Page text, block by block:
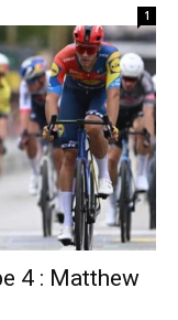
1
4 : Matthew